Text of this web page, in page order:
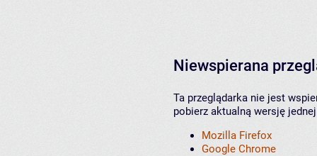
Niewspierana
Ta przeglądarka nie jest
pobierz aktualną wersję
Mozilla Firefox
Google Chrome